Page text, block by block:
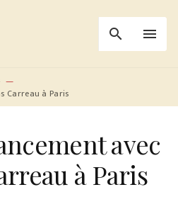
search menu
—
Carreau à Paris
avec
à Paris